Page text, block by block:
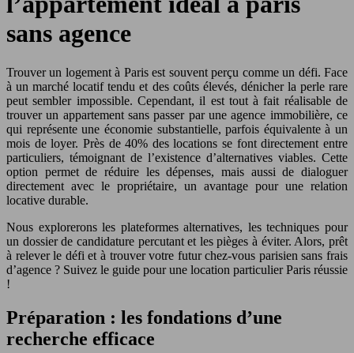
sans agence
Trouver un logement à Paris est souvent perçu comme un défi. Face
à un marché locatif tendu et des coûts élevés, dénicher la perle rare
peut sembler impossible. Cependant, il est tout à fait réalisable de
trouver un appartement sans passer par une agence immobilière, ce
qui représente une économie substantielle, parfois équivalente à un
mois de loyer. Près de 40% des locations se font directement entre
particuliers, témoignant de l’existence d’alternatives viables. Cette
option permet de réduire les dépenses, mais aussi de dialoguer
directement avec le propriétaire, un avantage pour une relation
locative durable.
Nous explorerons les plateformes alternatives, les techniques pour
un dossier de candidature percutant et les pièges à éviter. Alors, prêt
à relever le défi et à trouver votre futur chez-vous parisien sans frais
d’agence ? Suivez le guide pour une location particulier Paris réussie
!
Préparation : les fondations d’une
recherche efficace